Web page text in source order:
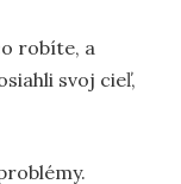
robíte, a
svoj cieľ,